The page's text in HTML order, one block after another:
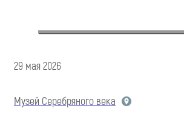
29 мая 2026
Музей Серебряного века